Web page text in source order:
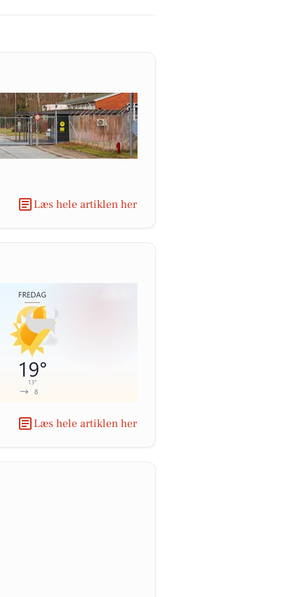
Læs hele artiklen her
Læs hele artiklen her